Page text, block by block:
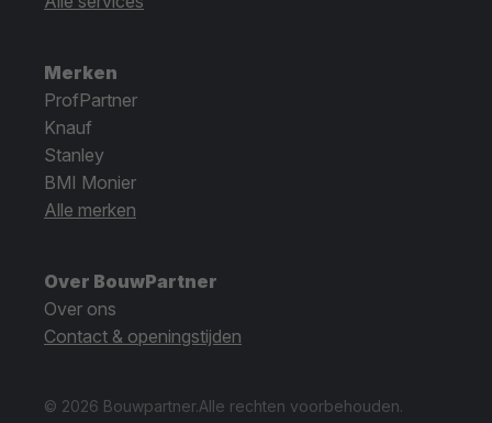
Merken
ProfPartner
Knauf
Stanley
BMI Monier
Alle merken
Over BouwPartner
Over ons
Contact & openingstijden
© 2026 Bouwpartner.Alle rechten voorbehouden.